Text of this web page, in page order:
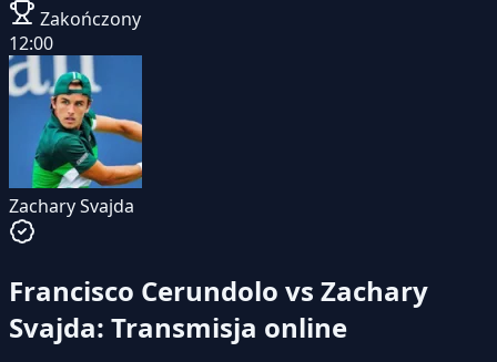
Zakończony
12:00
Zachary Svajda
Francisco Cerundolo vs Zachary
Svajda: Transmisja online